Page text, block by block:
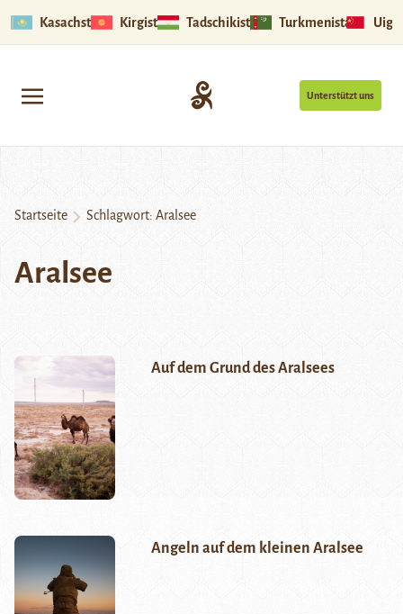
Kasachstan Kirgistan Tadschikistan Turkmenistan
Unterstützt uns
Startseite Schlagwort: Aralsee
Aralsee
Auf dem Grund des Aralsees
Angeln auf dem kleinen Aralsee